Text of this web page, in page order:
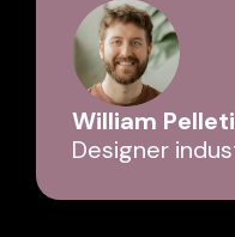
William
Designer